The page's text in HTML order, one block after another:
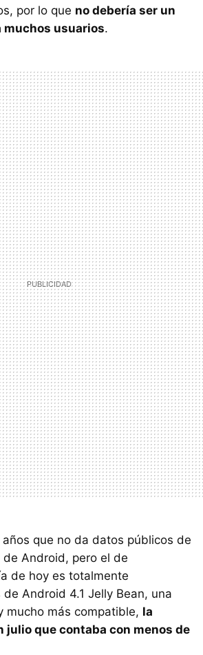
por lo que no debería ser un
muchos usuarios.
que no da datos públicos de
Android, pero el de
de hoy es totalmente
Android 4.1 Jelly Bean, una
mucho más compatible, la
julio que contaba con menos de